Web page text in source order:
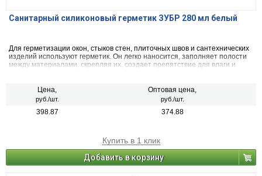
Санитарный силиконовый герметик ЗУБР 280 мл белый
Для герметизации окон, стыков стен, плиточных швов и сантехнических
изделий используют герметик. Он легко наносится, заполняет полости
между материалами, скрепляя их, создает препятствие для влаги и
Цена,
руб./шт.
Оптовая цена,
руб./шт.
398.87 374.88
Купить в 1 клик
Добавить в корзину